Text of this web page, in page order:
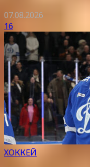
07.08.2026
16
ХОККЕЙ